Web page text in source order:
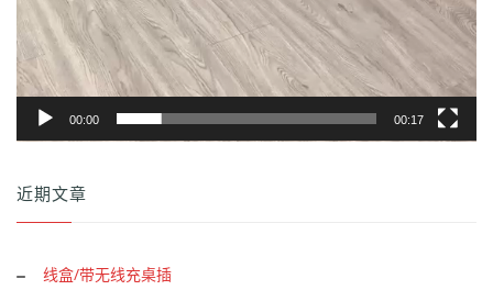
00:00 00:17
近期文章
线盒/带无线充桌插